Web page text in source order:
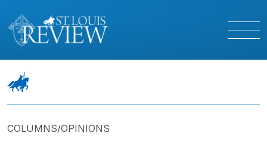
COLUMNS/OPINIONS